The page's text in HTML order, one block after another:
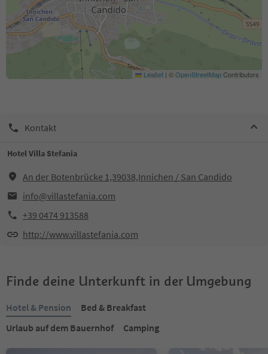
Leaflet | ©OpenStreetMapContributors
Kontakt
Hotel Villa Stefania
An der Botenbrücke 1,39038,Innichen / San Candido
info@villastefania.com
+39 0474 913588
http://www.villastefania.com
Finde deine Unterkunft in der Umgebung
Hotel & Pension
Bed & Breakfast
Urlaub auf dem Bauernhof
Camping